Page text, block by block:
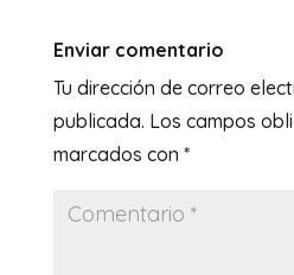
Enviar comentario
Tu dirección de correo
publicada. Los campos
marcados con *